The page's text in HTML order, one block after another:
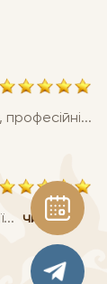
читать